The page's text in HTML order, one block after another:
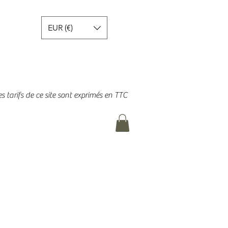
EUR (€)
tarifs de ce site sont exprimés en TTC